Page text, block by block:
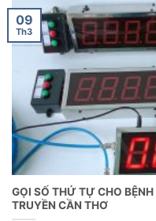
GỌI SỐ THỨ TỰ CHO
TRUYỀN CẦN THƠ
09
Th3